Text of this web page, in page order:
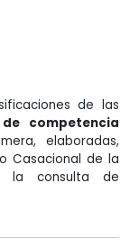
de las
competencia
elaboradas,
Casacional de la
la consulta de